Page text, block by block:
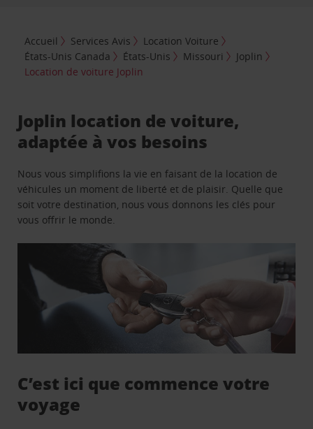
Accueil Services Avis
Location Voiture
États-Unis Canada
États-Unis Missouri
Joplin
Location de voiture Joplin
Joplin location de voiture,
adaptée à vos besoins
Nous vous simplifions la vie en faisant de la location de
véhicules un moment de liberté et de plaisir. Quelle que
soit votre destination, nous vous donnons les clés pour
vous offrir le monde.
C’est ici que commence votre
voyage